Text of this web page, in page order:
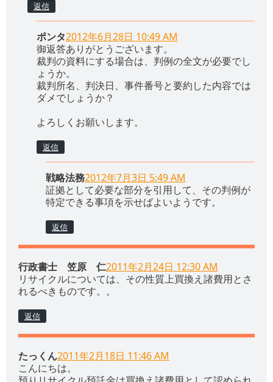
返信
ポンタ2012年6月28日 10:49 AM
御返答ありがとうございます。
裁判の資料にする場合は、判例の全文が必要でし
ょうか。
裁判所名、判決日、事件番号と要約した内容では
ダメでしょうか？
よろしくお願いします。
返信
戦略法務2012年7月3日 5:49 AM
証拠として必要な部分を引用して、その判例が
特定できる事項を示せばよいようです。
返信
行政書士 笠原 仁2011年2月24日 12:30 AM
リサイクルについては、その性質上買換え諸費用とさ
れるべきものです。。
返信
たっくん2011年2月18日 11:46 AM
こんにちは。